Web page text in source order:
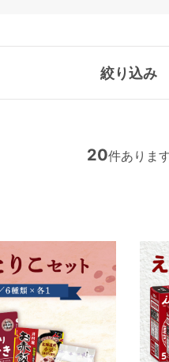
絞り込み
20件ありま